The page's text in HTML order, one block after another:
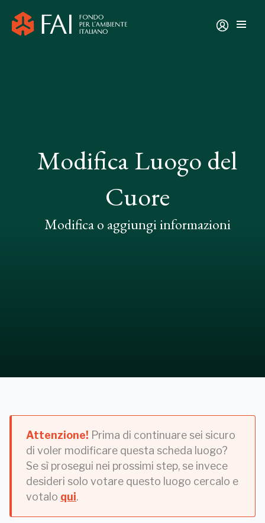
Modifica Luogo del
Cuore
Modifica o aggiungi informazioni
Attenzione! Prima di continuare sei sicuro
di voler modificare questa scheda luogo?
Se sì prosegui nei prossimi step, se invece
desideri solo votare questo luogo cercalo e
votalo qui.